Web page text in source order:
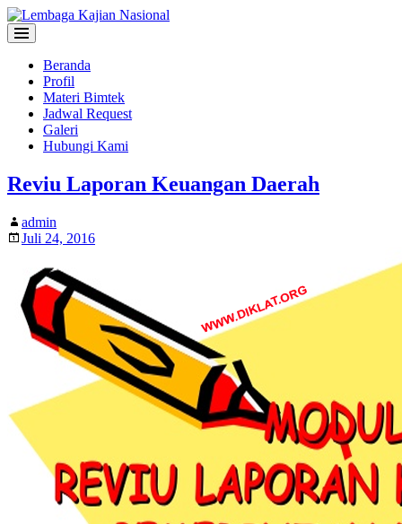
Beranda
Profil
Materi Bimtek
Jadwal Request
Galeri
Hubungi Kami
Reviu Laporan Keuangan Daerah
admin
Juli 24, 2016